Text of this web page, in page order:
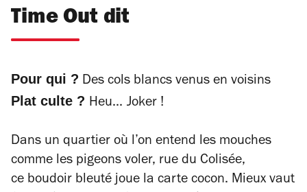
Time Out dit
Pour qui ? Des cols blancs venus en voisins
Plat culte ? Heu... Joker !
Dans un quartier où l’on entend les mouches
comme les pigeons voler, rue du Colisée,
ce boudoir bleuté joue la carte cocon. Mieux vaut